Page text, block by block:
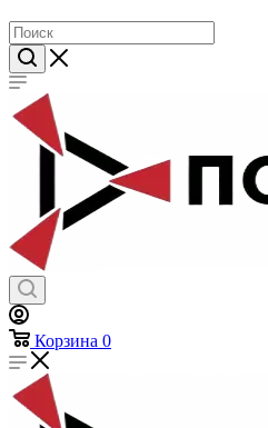
Корзина 0